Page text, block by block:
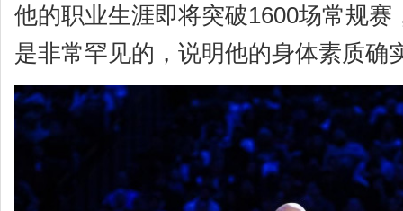
他的职业生涯即将突破1600场常规
是非常罕见的，说明他的身体素质确